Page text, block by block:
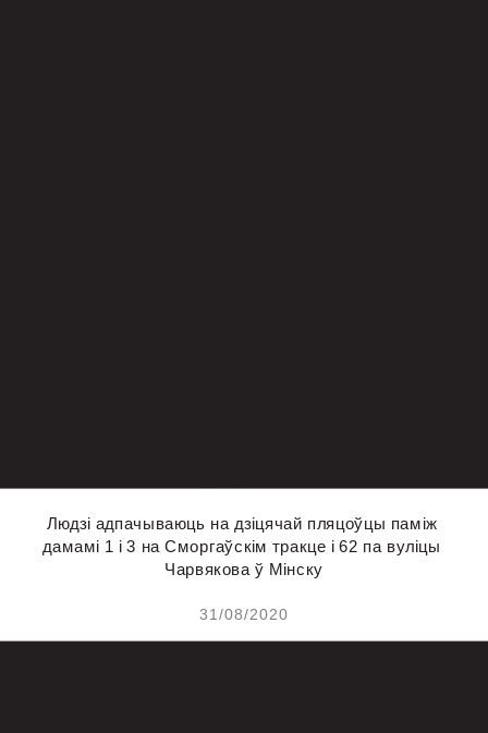
На фота:
​​Людзі адпачываюць на дзіцячай пляцоўцы паміж
дамамі 1 і 3 на Сморгаўскім тракце і 62 па вуліцы
Чарвякова ў Мінску
31/08/2020